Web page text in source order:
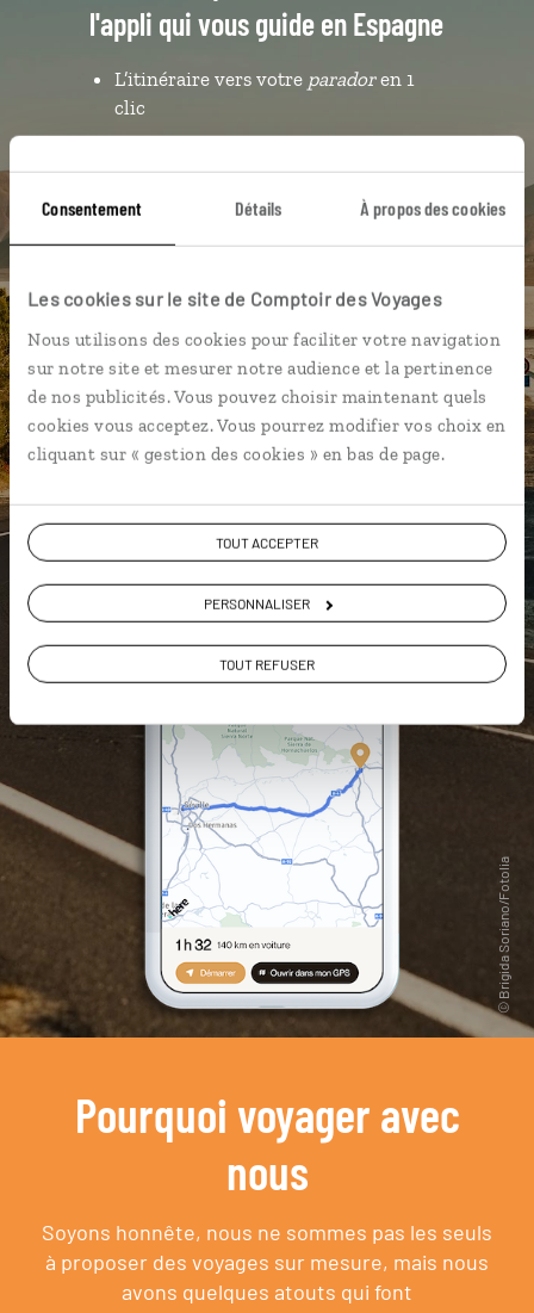
Consentement Détails À propos des cookies
Les cookies sur le site de Comptoir des Voyages
Nous utilisons des cookies pour faciliter votre navigation
sur notre site et mesurer notre audience et la pertinence
de nos publicités. Vous pouvez choisir maintenant quels
cookies vous acceptez. Vous pourrez modifier vos choix en
cliquant sur « gestion des cookies » en bas de page.
TOUT ACCEPTER
PERSONNALISER
TOUT REFUSER
l'appli qui vous guide en Espagne
L’itinéraire vers votre paradoren 1
clic
àtapas
Les plus beaux châteaux
géolocalisés
L'album souvenirs à composer
vous-même
DÉCOUVRIR LUCIOLE
Pourquoi voyager avec
nous
Soyons honnête, nous ne sommes pas les seuls
à proposer des voyages sur mesure, mais nous
avons quelques atouts qui font